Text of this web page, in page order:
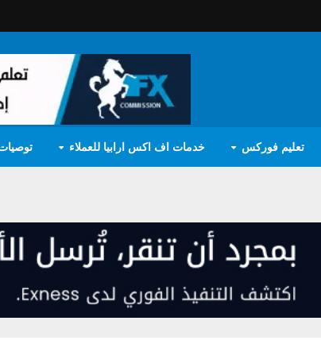
تعليم فوركس خدمات اف اكس ارابيا للعملاء